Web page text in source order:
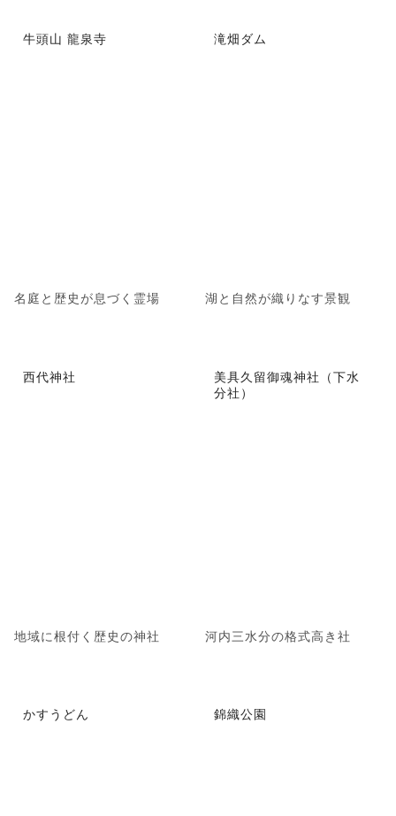
牛頭山 龍泉寺
名庭と歴史が息づく霊場
滝畑ダム
湖と自然が織りなす景観
西代神社
地域に根付く歴史の神社
美具久留御魂神社（下水
分社）
河内三水分の格式高き社
かすうどん 錦織公園